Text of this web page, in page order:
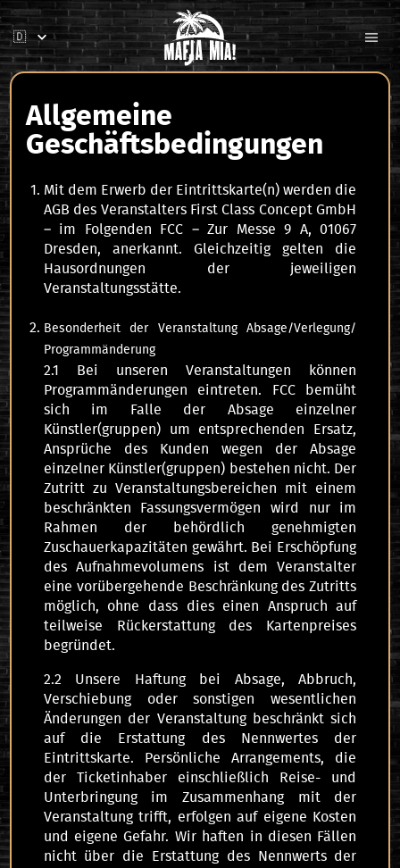
Allgemeine
Geschäftsbedingungen
Mit dem Erwerb der Eintrittskarte(n) werden die
AGB des Veranstalters First Class Concept GmbH
– im Folgenden FCC – Zur Messe 9 A, 01067
Dresden, anerkannt. Gleichzeitig gelten die
Hausordnungen der jeweiligen
Veranstaltungsstätte.
Besonderheit der Veranstaltung Absage/Verlegung/
Programmänderung
2.1 Bei unseren Veranstaltungen können
Programmänderungen eintreten. FCC bemüht
sich im Falle der Absage einzelner
Künstler(gruppen) um entsprechenden Ersatz,
Ansprüche des Kunden wegen der Absage
einzelner Künstler(gruppen) bestehen nicht. Der
Zutritt zu Veranstaltungsbereichen mit einem
beschränkten Fassungsvermögen wird nur im
Rahmen der behördlich genehmigten
Zuschauerkapazitäten gewährt. Bei Erschöpfung
des Aufnahmevolumens ist dem Veranstalter
eine vorübergehende Beschränkung des Zutritts
möglich, ohne dass dies einen Anspruch auf
teilweise Rückerstattung des Kartenpreises
begründet.
2.2 Unsere Haftung bei Absage, Abbruch,
Verschiebung oder sonstigen wesentlichen
Änderungen der Veranstaltung beschränkt sich
auf die Erstattung des Nennwertes der
Eintrittskarte. Persönliche Arrangements, die
der Ticketinhaber einschließlich Reise- und
Unterbringung im Zusammenhang mit der
Veranstaltung trifft, erfolgen auf eigene Kosten
und eigene Gefahr. Wir haften in diesen Fällen
nicht über die Erstattung des Nennwerts der